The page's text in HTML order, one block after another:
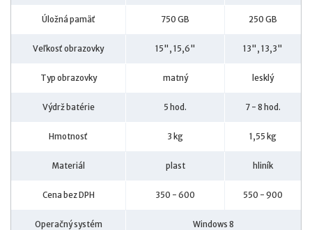
Úložná pamäť 750 GB 250 GB
Veľkosť obrazovky 15", 15,6" 13", 13,3"
Typ obrazovky matný lesklý
Výdrž batérie 5 hod. 7 - 8 hod.
Hmotnosť 3 kg 1,55 kg
Materiál plast hliník
Cena bez DPH 350 - 600 550 - 900
Operačný systém Windows 8